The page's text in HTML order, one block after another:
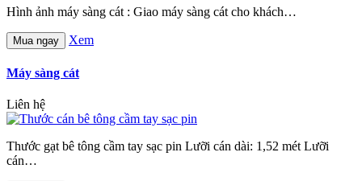
Hình ảnh máy sàng cát : Giao máy sàng cát cho khách…
Mua ngay Xem
Máy sàng cát
Liên hệ
Thước gạt bê tông cầm tay sạc pin Lưỡi cán dài: 1,52 mét Lưỡi
cán…